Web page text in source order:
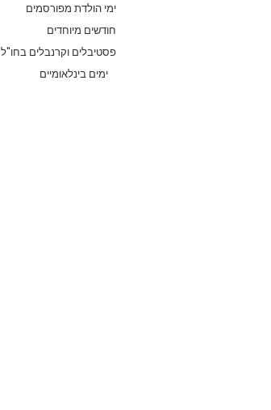
ימי הולדת מפורסמים
חודשים מיוחדים
פסטיבלים וקרנבלים בחו"ל
ימים בינלאומיים